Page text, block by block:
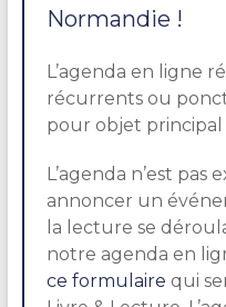
Normandie !
L’agenda en ligne
récurrents ou
pour objet
L’agenda n’est pas
annoncer un
la lecture se
notre agenda en
ce formulaire qui